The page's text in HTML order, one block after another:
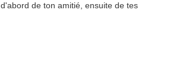
de ton amitié, ensuite de tes